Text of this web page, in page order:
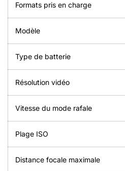
Formats pris en charge
Modèle
Type de batterie
Résolution vidéo
Vitesse du mode rafale
Plage ISO
Distance focale maximale